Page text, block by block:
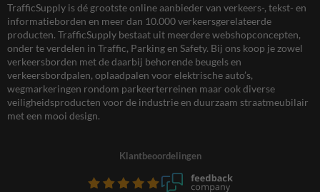
TrafficSupply is dé grootste online aanbieder van verkeers-, tekst- en
informatieborden en meer dan 10.000 verkeersgerelateerde
producten. TrafficSupply bestaat uit meerdere webshopconcepten,
onder te verdelen in Traffic, Parking en Safety. Bij ons koop je zowel
verkeersborden met de daarbij behorende beugels en
verkeersbordpalen, oplaadpalen voor elektrische auto’s,
wegmarkeringen rondom parkeerterreinen maar ook diverse
veiligheidsproducten voor de industrie en duurzaam straatmeubilair
met een mooi design.
Klantbeoordelingen